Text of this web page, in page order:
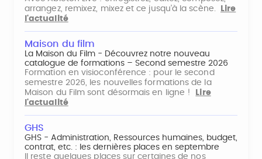
arrangez, remixez, mixez et ce jusqu'à la scène.
Lire
l'actualité
Maison du film
La Maison du Film - Découvrez notre nouveau
catalogue de formations – Second semestre 2026
Formation en visioconférence : pour le second
semestre 2026, les nouvelles formations de la
Maison du Film sont désormais en ligne !
Lire
l'actualité
GHS
GHS - Administration, Ressources humaines, budget,
contrat, etc. : les dernières places en septembre
Il reste quelques places sur certaines de nos